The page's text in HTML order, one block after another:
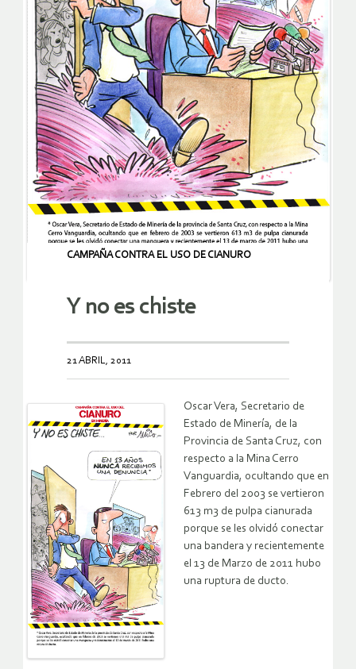
CAMPAÑA CONTRA EL USO DE CIANURO
Y no es chiste
21 ABRIL, 2011
Oscar Vera, Secretario de
Estado de Minería, de la
Provincia de Santa Cruz, con
respecto a la Mina Cerro
Vanguardia, ocultando que en
Febrero del 2003 se vertieron
613 m3 de pulpa cianurada
porque se les olvidó conectar
una bandera y recientemente
el 13 de Marzo de 2011 hubo
una ruptura de ducto.